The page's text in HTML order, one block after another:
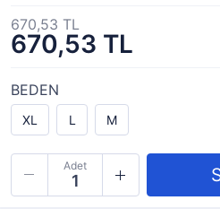
670,53 TL
670,53 TL
BEDEN
XL L M
Adet